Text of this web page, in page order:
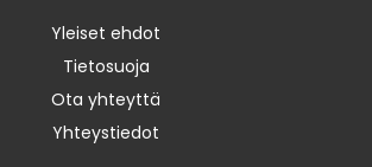
Yleiset ehdot
Tietosuoja
Ota yhteyttä
Yhteystiedot